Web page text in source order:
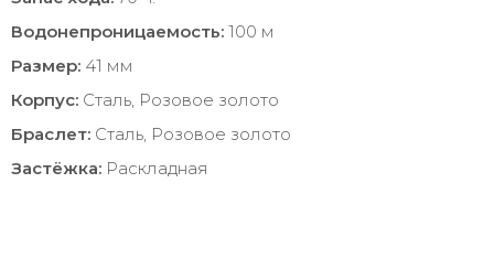
Водонепроницаемость: 100 м
Размер: 41 мм
Корпус: Сталь, Розовое золото
Браслет: Сталь, Розовое золото
Застёжка: Раскладная